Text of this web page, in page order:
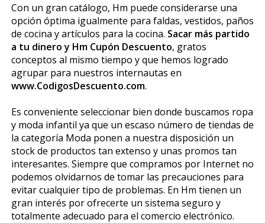
Con un gran catálogo, Hm puede considerarse una
opción óptima igualmente para faldas, vestidos, paños
de cocina y artículos para la cocina. Sacar más partido
a tu dinero y Hm Cupón Descuento, gratos
conceptos al mismo tiempo y que hemos logrado
agrupar para nuestros internautas en
www.CodigosDescuento.com.
Es conveniente seleccionar bien donde buscamos ropa
y moda infantil ya que un escaso número de tiendas de
la categoría Moda ponen a nuestra disposición un
stock de productos tan extenso y unas promos tan
interesantes. Siempre que compramos por Internet no
podemos olvidarnos de tomar las precauciones para
evitar cualquier tipo de problemas. En Hm tienen un
gran interés por ofrecerte un sistema seguro y
totalmente adecuado para el comercio electrónico.